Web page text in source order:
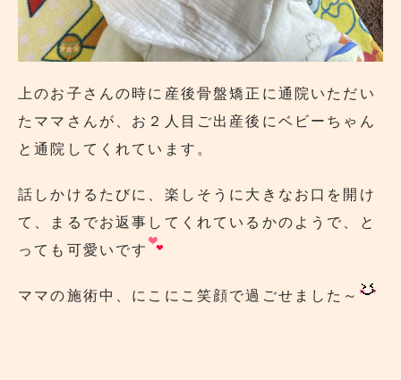
上のお子さんの時に産後骨盤矯正に通院いただい
たママさんが、お２人目ご出産後にベビーちゃん
と通院してくれています。
話しかけるたびに、楽しそうに大きなお口を開け
て、まるでお返事してくれているかのようで、と
っても可愛いです
ママの施術中、にこにこ笑顔で過ごせました～